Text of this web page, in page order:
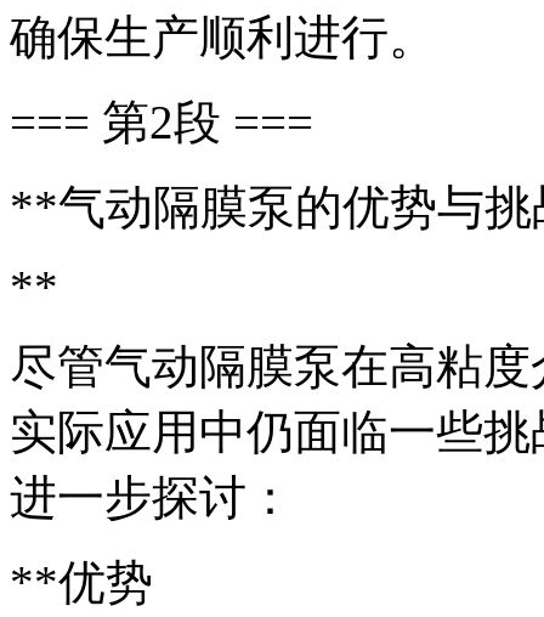
确保生产顺利进行。
=== 第2段 ===
**气动隔膜泵的优势与挑
**
尽管气动隔膜泵在高粘
实际应用中仍面临一些
进一步探讨：
**优势